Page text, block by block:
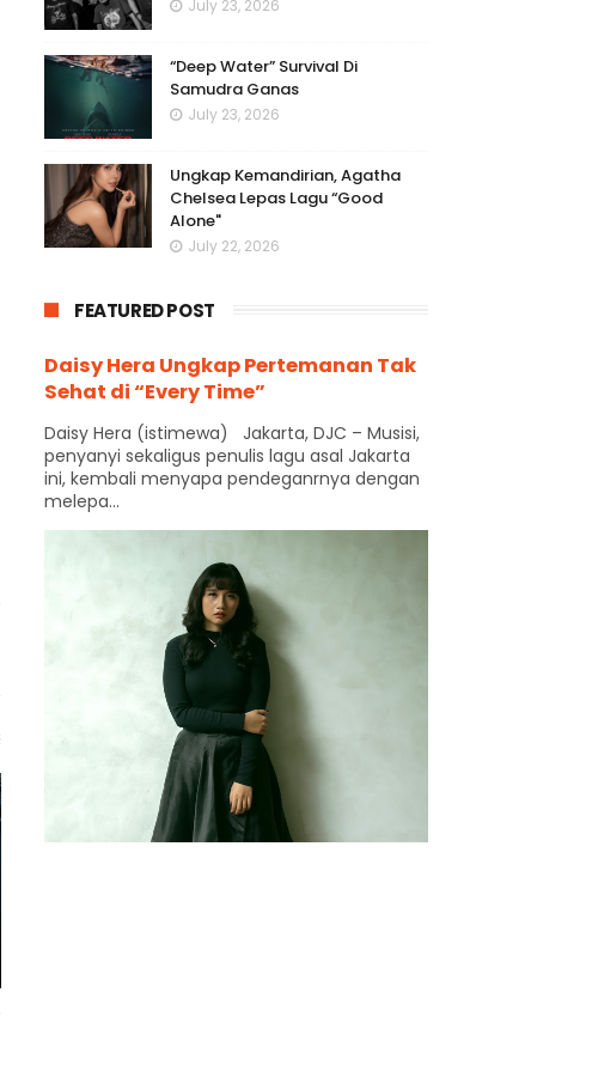
July 23, 2026
“Deep Water” Survival Di
Samudra Ganas
July 23, 2026
Ungkap Kemandirian, Agatha
Chelsea Lepas Lagu “Good
Alone"
July 22, 2026
FEATURED POST
Daisy Hera Ungkap Pertemanan Tak
Sehat di “Every Time”
Daisy Hera (istimewa) Jakarta, DJC – Musisi,
penyanyi sekaligus penulis lagu asal Jakarta
ini, kembali menyapa pendeganrnya dengan
melepa...